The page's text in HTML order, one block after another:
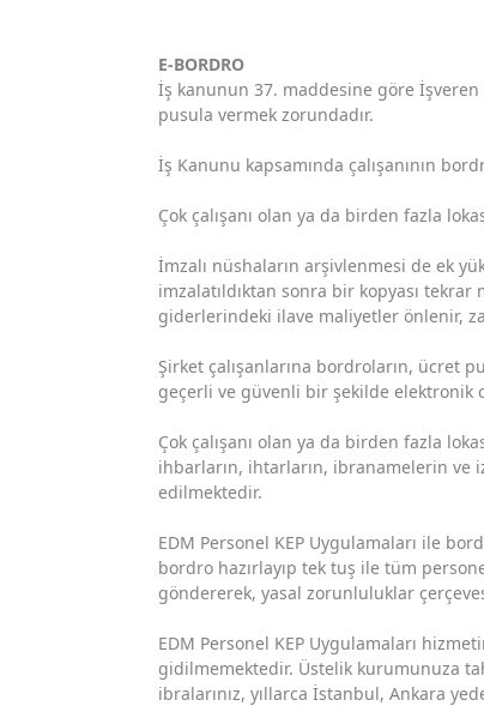
E-BORDRO
İş kanunun 37. maddesine göre İşveren
pusula vermek zorundadır.
İş Kanunu kapsamında çalışanının
Çok çalışanı olan ya da birden fazla
İmzalı nüshaların arşivlenmesi de ek
imzalatıldıktan sonra bir kopyası
giderlerindeki ilave maliyetler önlenir,
Şirket çalışanlarına bordroların, ücret
geçerli ve güvenli bir şekilde
Çok çalışanı olan ya da birden fazla
ihbarların, ihtarların, ibranamelerin ve
edilmektedir.
EDM Personel KEP Uygulamaları ile
bordro hazırlayıp tek tuş ile tüm
göndererek, yasal zorunluluklar
EDM Personel KEP Uygulamaları
gidilmemektedir. Üstelik kurumunuza
ibralarınız, yıllarca İstanbul, Ankara